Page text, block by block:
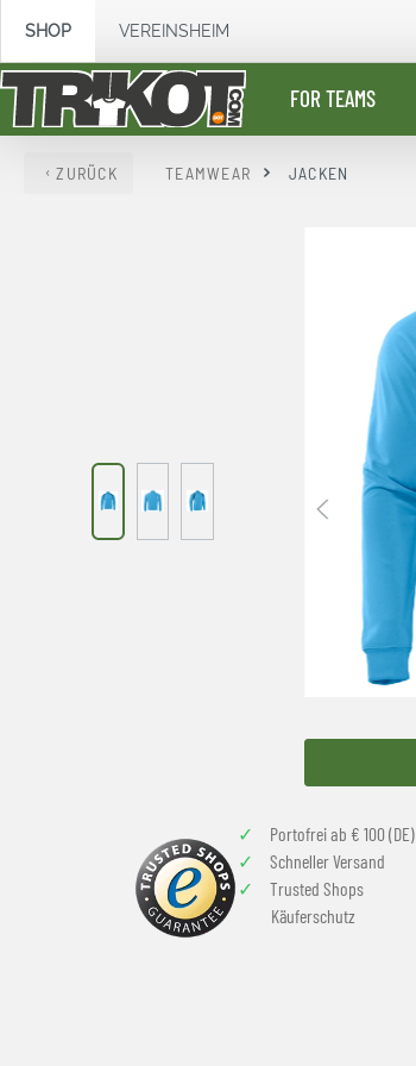
Zur Hauptnavigation springen
SHOP VEREINSHEIM
FOR TEAMS
ZURÜCK TEAMWEAR JACKEN
Portofrei ab € 100 (DE)
Schneller Versand
Trusted Shops
Käuferschutz